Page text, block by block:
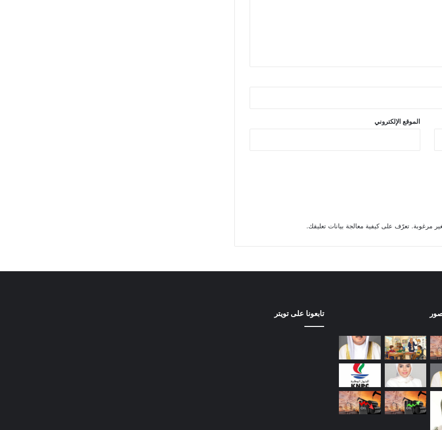
الموقع الإلكتروني
تعرّف على كيفية معالجة بيانات تعليقك.
تابعونا على تويتر